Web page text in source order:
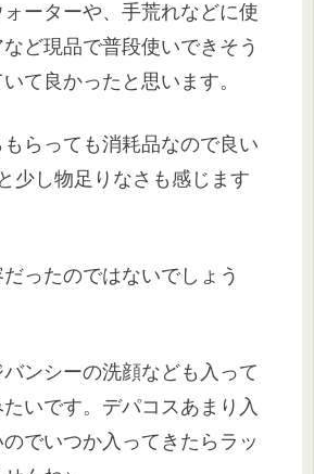
ーターや、手荒れなどに使
ど現品で普段使いできそう
て良かったと思います。
らっても消耗品なので良い
少し物足りなさも感じます
ったのではないでしょう
ンシーの洗顔なども入って
いです。デパコスあまり入
でいつか入ってきたらラッ